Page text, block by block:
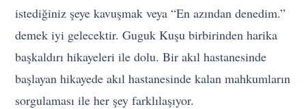
istediğiniz şeye kavuşmak veya “En azından denedim.”
demek iyi gelecektir. Guguk Kuşu birbirinden harika
başkaldırı hikayeleri ile dolu. Bir akıl hastanesinde
başlayan hikayede akıl hastanesinde kalan mahkumların
sorgulaması ile her şey farklılaşıyor.